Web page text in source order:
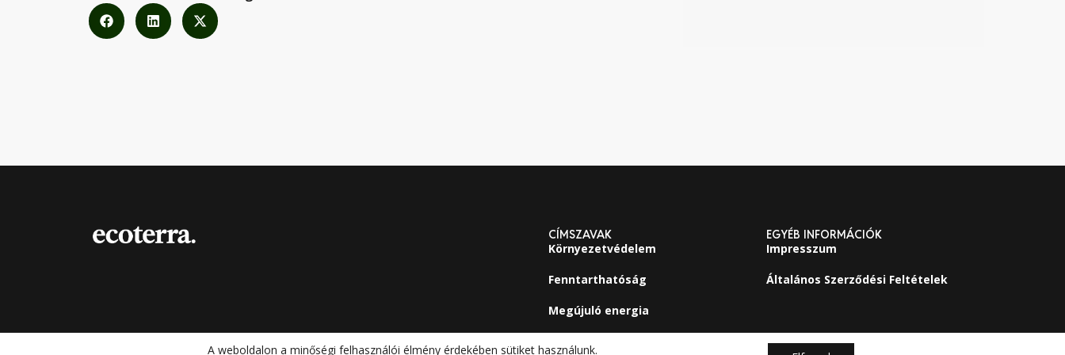
CÍMSZAVAK
Környezetvédelem
Fenntarthatóság
Megújuló energia
EGYÉB INFORMÁCIÓK
Impresszum
Általános Szerződési Feltételek
A weboldalon a minőségi felhasználói élmény érdekében sütiket használunk.